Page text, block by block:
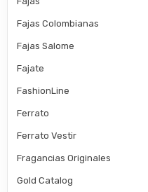
Fajas Colombianas
Fajas Salome
Fajate
FashionLine
Ferrato
Ferrato Vestir
Fragancias Originales
Gold Catalog